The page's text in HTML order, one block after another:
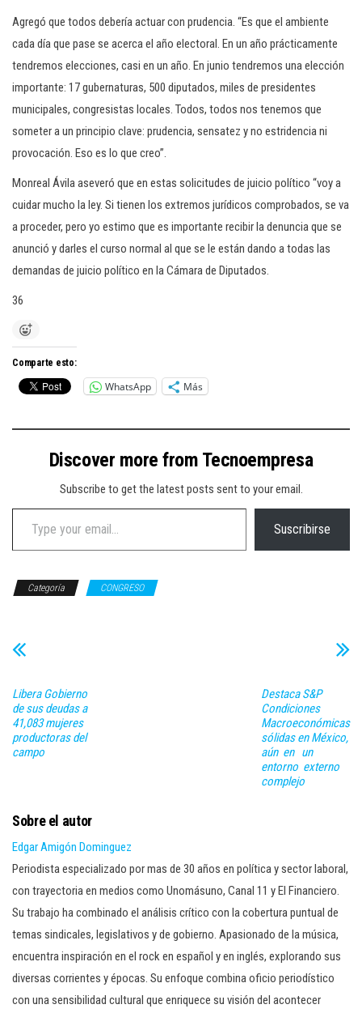
Agregó que todos debería actuar con prudencia. “Es que el ambiente
cada día que pase se acerca el año electoral. En un año prácticamente
tendremos elecciones, casi en un año. En junio tendremos una elección
importante: 17 gubernaturas, 500 diputados, miles de presidentes
municipales, congresistas locales. Todos, todos nos tenemos que
someter a un principio clave: prudencia, sensatez y no estridencia ni
provocación. Eso es lo que creo”.
Monreal Ávila aseveró que en estas solicitudes de juicio político “voy a
cuidar mucho la ley. Si tienen los extremos jurídicos comprobados, se va
a proceder, pero yo estimo que es importante recibir la denuncia que se
anunció y darles el curso normal al que se le están dando a todas las
demandas de juicio político en la Cámara de Diputados.
36
Comparte esto:
WhatsApp Más
Discover more from Tecnoempresa
Subscribe to get the latest posts sent to your email.
Type your email…
Suscribirse
Categoría CONGRESO
Libera Gobierno
de sus deudas a
41,083 mujeres
productoras del
campo
Destaca S&P
Condiciones
Macroeconómicas
sólidas en México,
aún en un
entorno externo
complejo
Sobre el autor
Edgar Amigón Dominguez
Periodista especializado por mas de 30 años en política y sector laboral,
con trayectoria en medios como Unomásuno, Canal 11 y El Financiero.
Su trabajo ha combinado el análisis crítico con la cobertura puntual de
temas sindicales, legislativos y de gobierno. Apasionado de la música,
encuentra inspiración en el rock en español y en inglés, explorando sus
diversas corrientes y épocas. Su enfoque combina oficio periodístico
con una sensibilidad cultural que enriquece su visión del acontecer